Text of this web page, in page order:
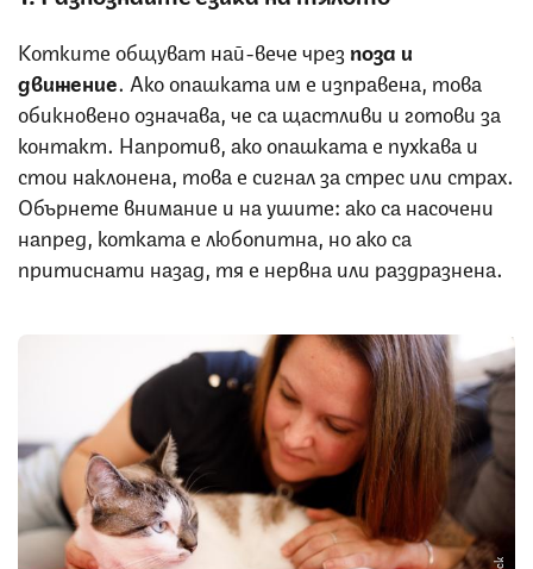
Котките общуват най-вече чрез поза и
движение. Ако опашката им е изправена, това
обикновено означава, че са щастливи и готови за
контакт. Напротив, ако опашката е пухкава и
стои наклонена, това е сигнал за стрес или страх.
Обърнете внимание и на ушите: ако са насочени
напред, котката е любопитна, но ако са
притиснати назад, тя е нервна или раздразнена.